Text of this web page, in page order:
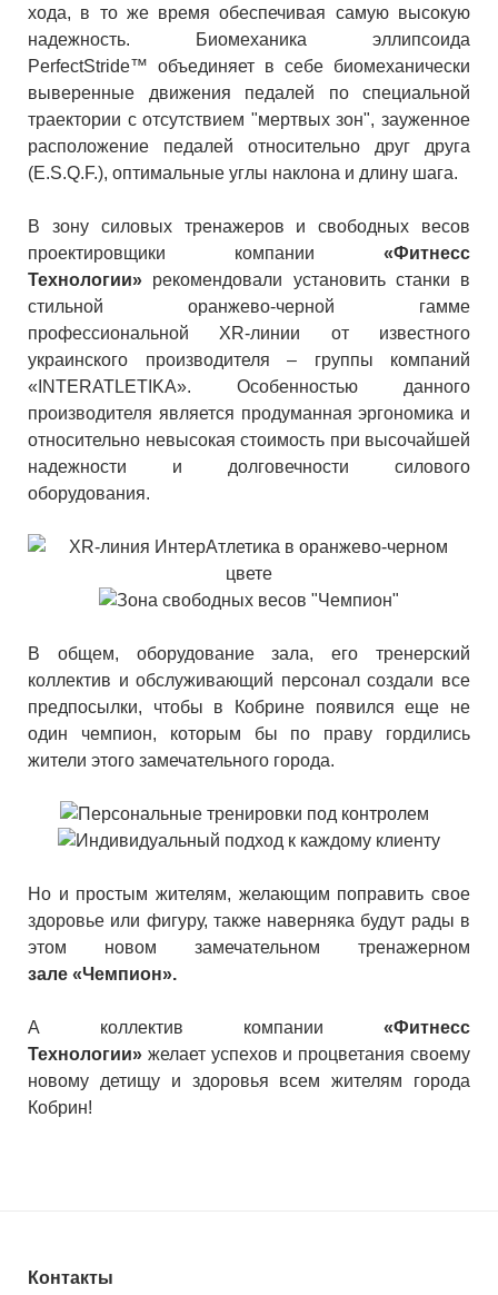
хода, в то же время обеспечивая самую высокую
надежность. Биомеханика эллипсоида
PerfectStride™ объединяет в себе биомеханически
выверенные движения педалей по специальной
траектории с отсутствием "мертвых зон", зауженное
расположение педалей относительно друг друга
(E.S.Q.F.), оптимальные углы наклона и длину шага.
В зону силовых тренажеров и свободных весов
проектировщики компании «Фитнесс
Технологии» рекомендовали установить станки в
стильной оранжево-черной гамме
профессиональной XR-линии от известного
украинского производителя – группы компаний
«INTERATLETIKA». Особенностью данного
производителя является продуманная эргономика и
относительно невысокая стоимость при высочайшей
надежности и долговечности силового
оборудования.
В общем, оборудование зала, его тренерский
коллектив и обслуживающий персонал создали все
предпосылки, чтобы в Кобрине появился еще не
один чемпион, которым бы по праву гордились
жители этого замечательного города.
Но и простым жителям, желающим поправить свое
здоровье или фигуру, также наверняка будут рады в
этом новом замечательном тренажерном
зале «Чемпион».
А коллектив компании «Фитнесс
Технологии» желает успехов и процветания своему
новому детищу и здоровья всем жителям города
Кобрин!
Контакты